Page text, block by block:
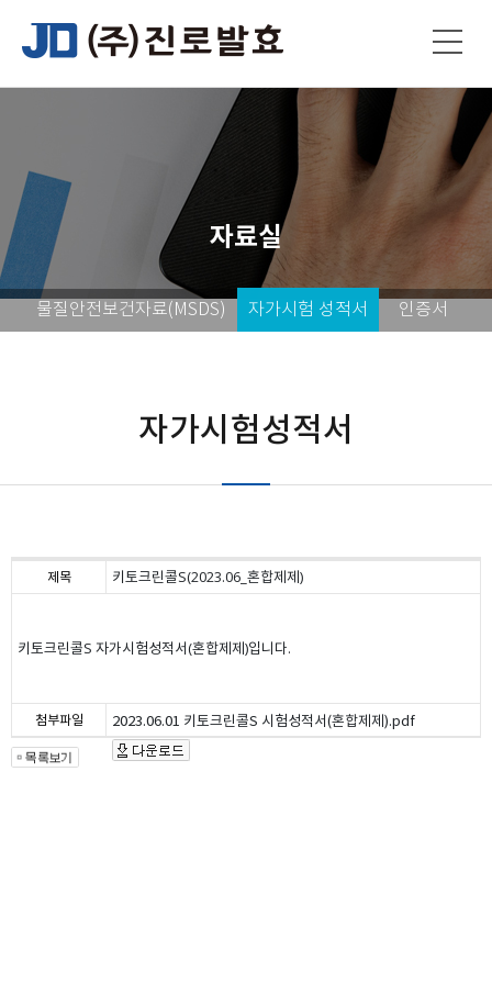
자료실
물질안전보건자료(MSDS) 자가시험 성적서 인증서
자가시험성적서
제목 키토크린콜S(2023.06_혼합제제)
키토크린콜S 자가시험성적서(혼합제제)입니다.
첨부파일 2023.06.01 키토크린콜S 시험성적서(혼합제제).pdf